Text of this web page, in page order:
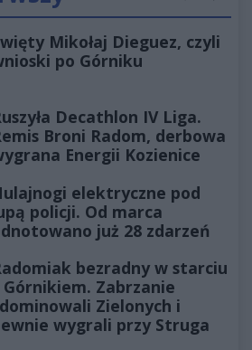
Poprzednie
Mikołaj Dieguez, czyli
po Górniku
Decathlon IV Liga.
Broni Radom, derbowa
Energii Kozienice
elektryczne pod
policji. Od marca
już 28 zdarzeń
bezradny w starciu
Górnikiem. Zabrzanie
Zielonych i
wygrali przy Struga